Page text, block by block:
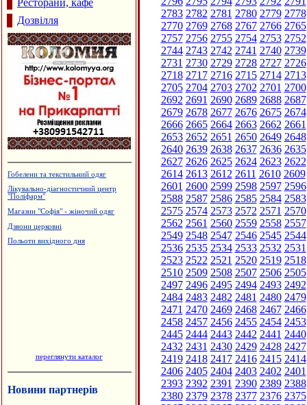
Ресторани, кафе
Дозвілля
Гобелени та текстильний одяг
Лікувально-діагностичний центр
"Поліфарм"
Магазин "Софія" - жіночий одяг
Дзвони церковні
Польоти вихідного дня
переглянути каталог
Новини партнерів
2783 2782 2781 2780 2779 2778
2770 2769 2768 2767 2766 2765
2757 2756 2755 2754 2753 2752
2744 2743 2742 2741 2740 2739
2731 2730 2729 2728 2727 2726
2718 2717 2716 2715 2714 2713
2705 2704 2703 2702 2701 2700
2692 2691 2690 2689 2688 2687
2679 2678 2677 2676 2675 2674
2666 2665 2664 2663 2662 2661
2653 2652 2651 2650 2649 2648
2640 2639 2638 2637 2636 2635
2627 2626 2625 2624 2623 2622
2614 2613 2612 2611 2610 2609
2601 2600 2599 2598 2597 2596
2588 2587 2586 2585 2584 2583
2575 2574 2573 2572 2571 2570
2562 2561 2560 2559 2558 2557
2549 2548 2547 2546 2545 2544
2536 2535 2534 2533 2532 2531
2523 2522 2521 2520 2519 2518
2510 2509 2508 2507 2506 2505
2497 2496 2495 2494 2493 2492
2484 2483 2482 2481 2480 2479
2471 2470 2469 2468 2467 2466
2458 2457 2456 2455 2454 2453
2445 2444 2443 2442 2441 2440
2432 2431 2430 2429 2428 2427
2419 2418 2417 2416 2415 2414
2406 2405 2404 2403 2402 2401
2393 2392 2391 2390 2389 2388
2380 2379 2378 2377 2376 2375